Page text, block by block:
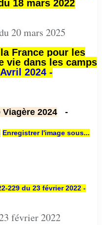
18 mars 2022
20 mars 2025
France pour les
vie dans les camps
2024 -
2024 -
Enregistrer l'image sous...
229 du 23 février 2022 -
février 2022